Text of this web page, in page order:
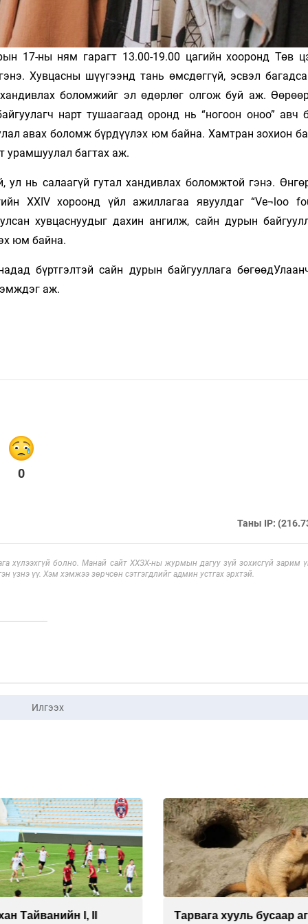
17-ны ням гарагт 13.00-19.00 цагийн хооронд Төв
Хувцасны шүүгээнд тань өмсдөггүй, эсвэл
боломжийг эл өдөрлөг олгож буй аж.
нарт тушаагаад оронд нь “ногоон оноо” авч
авах боломж бүрдүүлэх юм байна. Хамтран зохион
урамшуулал багтах аж.
ул нь салаагүй гутал хандивлах боломжтой гэнэ.
XXIV хороонд үйл ажиллагаа явуулдаг “Ve¬loo
хувцаснуудыг дахин ангилж, сайн дурын
юм байна.
бүртгэлтэй сайн дурын байгууллага
аж.
0
Таны IP:
хүлээхгүй болно. Манай сайт ХХЗХ-ны журмын дагуу зүй зохисгүй зарим
үзнэ үү. Хэм хэмжээ зөрчсөн сэтгэгдлийг админ устгах эрхтэй.
Илгээх
Тайванийн I, II Тарвага хууль бусаар